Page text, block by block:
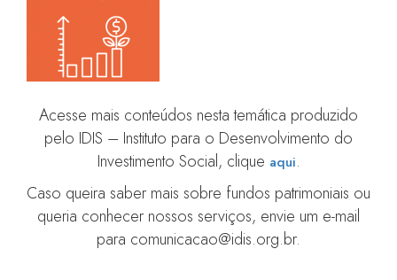
Acesse mais conteúdos nesta temática produzido
pelo IDIS – Instituto para o Desenvolvimento do
Investimento Social, clique aqui.
Caso queira saber mais sobre fundos patrimoniais ou
queria conhecer nossos serviços, envie um e-mail
para comunicacao@idis.org.br.